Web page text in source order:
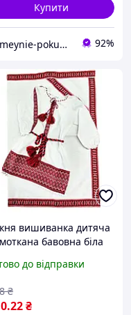
Купити
Semeynie-pokupki 92%
вишиванка дитяча
бавовна біла
Look 1 - 18мес
до відправки
.22₴
₴